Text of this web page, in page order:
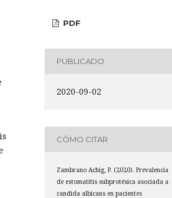
PDF
PUBLICADO
2020-09-02
CÓMO CITAR
Zambrano Achig, P. (2020). Prevalencia
de estomatitis subprotésica asociada a
candida albicans en pacientes